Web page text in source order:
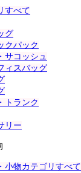
すべて
グ
クパック
サコッシュ
ィスバッグ
トランク
リー
小物カテゴリすべて